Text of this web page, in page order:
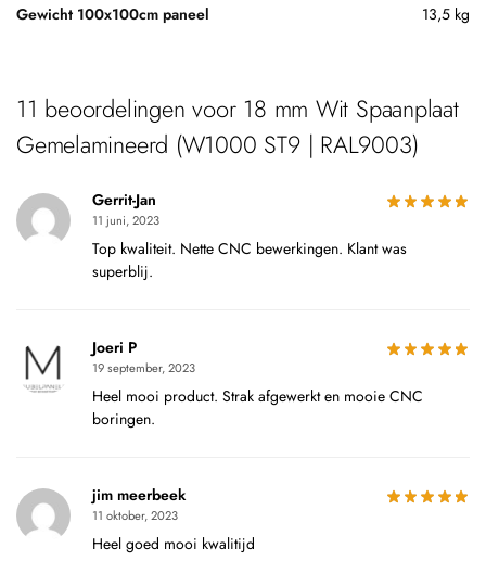
Gewicht 100x100cm paneel 13,5 kg
11 beoordelingen voor 18 mm Wit Spaanplaat
Gemelamineerd (W1000 ST9 | RAL9003)
Gerrit-Jan
11 juni, 2023
Top kwaliteit. Nette CNC bewerkingen. Klant was
superblij.
Joeri P
19 september, 2023
Heel mooi product. Strak afgewerkt en mooie CNC
boringen.
jim meerbeek
11 oktober, 2023
Heel goed mooi kwalitijd